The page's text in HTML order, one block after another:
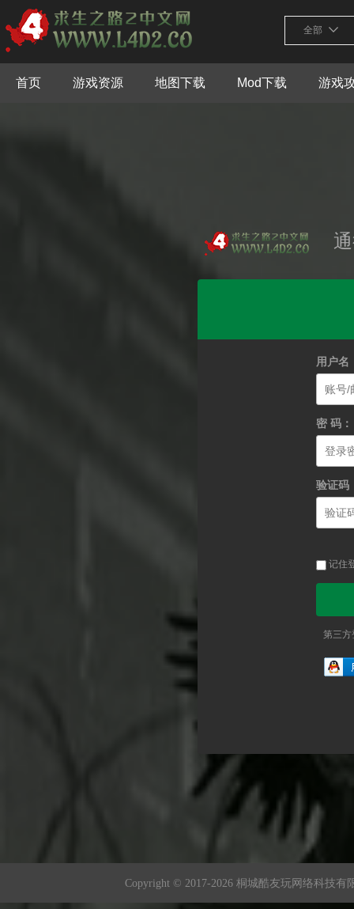
全部
首页 游戏资源 地图下载 Mod下载 游戏
用户名
密 码：
验证码
记住
第三方
Copyright © 2017-2026 桐城酷友玩网络科技有